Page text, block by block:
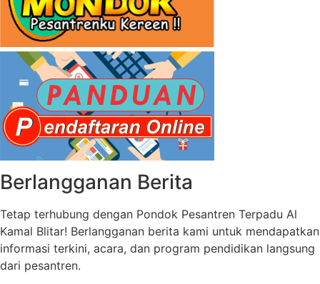
Berlangganan Berita
Tetap terhubung dengan Pondok Pesantren Terpadu Al
Kamal Blitar! Berlangganan berita kami untuk mendapatkan
informasi terkini, acara, dan program pendidikan langsung
dari pesantren.